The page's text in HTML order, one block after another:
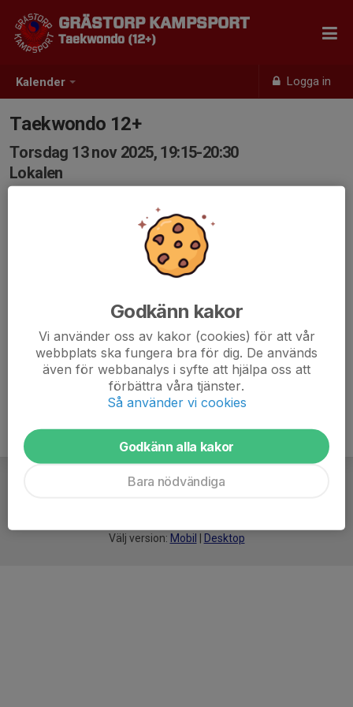
Kalender Logga in
GRÄSTORP KAMPSPORT
Taekwondo (12+)
Taekwondo 12+
Torsdag 13 nov 2025, 19:15-20:30
Lokalen
Välj version: Mobil Desktop
Godkänn kakor
Vi använder oss av kakor (cookies) för att vår
webbplats ska fungera bra för dig. De används
även för webbanalys i syfte att hjälpa oss att
förbättra våra tjänster.
Så använder vi cookies
Godkänn alla kakor
Bara nödvändiga